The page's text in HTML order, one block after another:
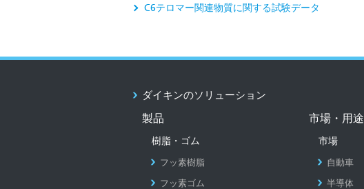
C6テロマー関連物質に関する試験データ
ダイキンのソリューション
製品
樹脂・ゴム
フッ素樹脂
フッ素ゴム
市場・用途
市場
自動車
半導体